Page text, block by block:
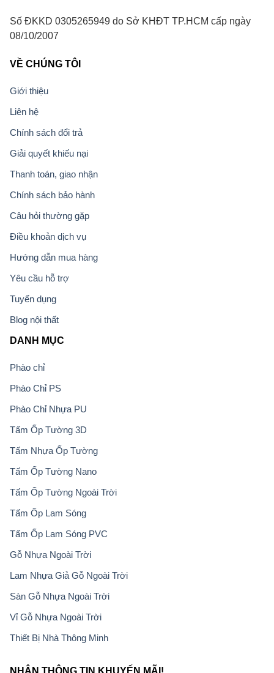
Số ĐKKD 0305265949 do Sở KHĐT TP.HCM cấp ngày
08/10/2007
VỀ CHÚNG TÔI
Giới thiệu
Liên hệ
Chính sách đổi trả
Giải quyết khiếu nại
Thanh toán, giao nhận
Chính sách bảo hành
Câu hỏi thường gặp
Điều khoản dịch vụ
Hướng dẫn mua hàng
Yêu cầu hỗ trợ
Tuyển dụng
Blog nội thất
DANH MỤC
Phào chỉ
Phào Chỉ PS
Phào Chỉ Nhựa PU
Tấm Ốp Tường 3D
Tấm Nhựa Ốp Tường
Tấm Ốp Tường Nano
Tấm Ốp Tường Ngoài Trời
Tấm Ốp Lam Sóng
Tấm Ốp Lam Sóng PVC
Gỗ Nhựa Ngoài Trời
Lam Nhựa Giả Gỗ Ngoài Trời
Sàn Gỗ Nhựa Ngoài Trời
Vỉ Gỗ Nhựa Ngoài Trời
Thiết Bị Nhà Thông Minh
NHẬN THÔNG TIN KHUYẾN MÃI!